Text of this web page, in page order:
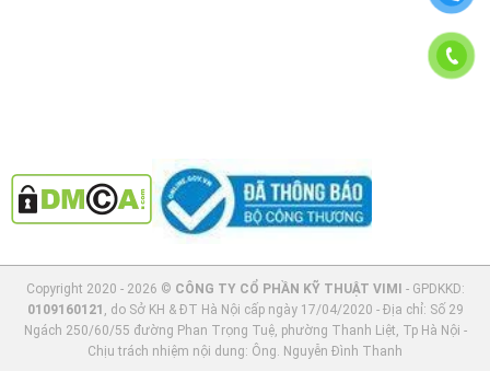
Copyright 2020 - 2026 © CÔNG TY CỔ PHẦN KỸ THUẬT VIMI
- GPDKKD:
0109160121 , do Sở KH & ĐT Hà Nội cấp ngày 17/04/2020 - Địa chỉ: Số 29
Ngách 250/60/55 đường Phan Trọng Tuệ, phường Thanh Liệt, Tp Hà Nội -
Chịu trách nhiệm nội dung: Ông. Nguyễn Đình Thanh